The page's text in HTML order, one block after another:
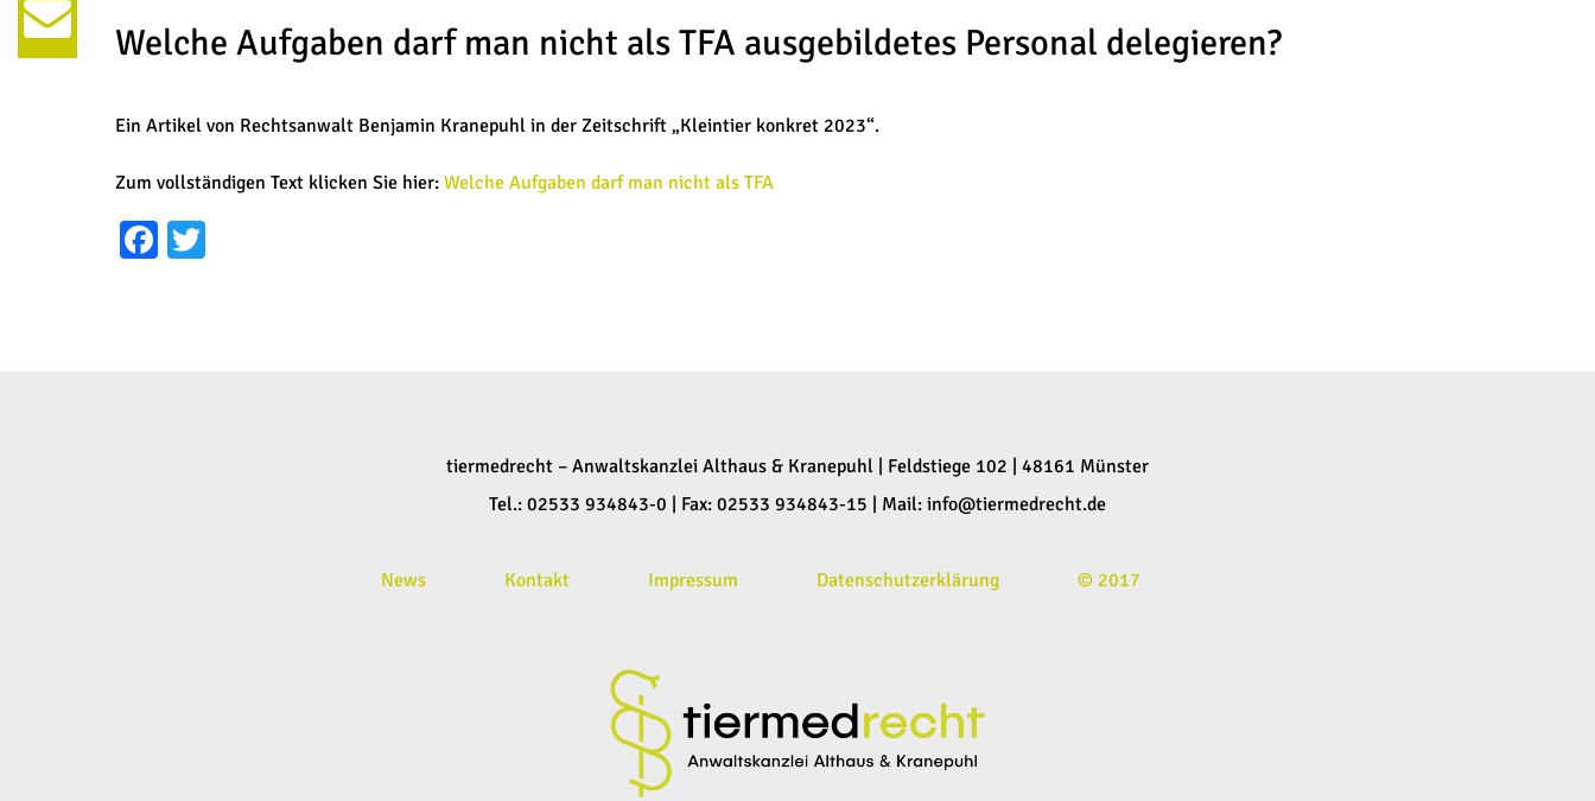
Welche Aufgaben darf man nicht als TFA ausgebildetes Personal delegieren?
Ein Artikel von Rechtsanwalt Benjamin Kranepuhl in der Zeitschrift „Kleintier konkret 2023“.
Zum vollständigen Text klicken Sie hier: Welche Aufgaben darf man nicht als TFA
Facebook
tiermedrecht – Anwaltskanzlei Althaus & Kranepuhl | Feldstiege 102 | 48161 Münster
Tel.: 02533 934843-0 | Fax: 02533 934843-15 | Mail: info@tiermedrecht.de
News Kontakt Impressum Datenschutzerklärung © 2017